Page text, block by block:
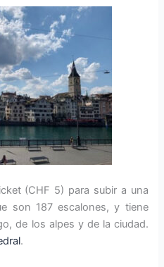
(CHF 5) para subir a una
son 187 escalones, y tiene
de los alpes y de la ciudad.
.